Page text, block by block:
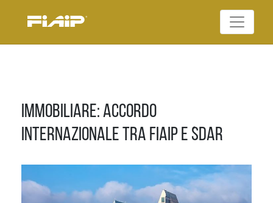
Federazione Italiana
Immobiliare: Accordo
internazionale tra FIAIP e SDAR